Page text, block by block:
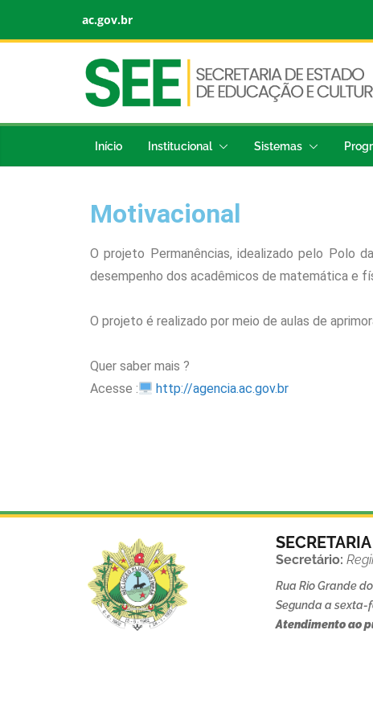
ac.gov.br
Início Institucional Sistemas
Motivacional
O projeto Permanências, idealizado pelo Polo
desempenho dos acadêmicos de matemática e
O projeto é realizado por meio de aulas de
Quer saber mais ?
Acesse :
http://agencia.ac.gov.br
Secretário:
Rua Rio Grande
Segunda a sexta-
Atendimento ao